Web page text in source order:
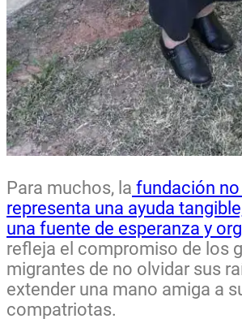
Para muchos, la fundación
representa una ayuda
una fuente de esperanza y
refleja el compromiso de los
migrantes de no olvidar sus
extender una mano amiga a
compatriotas.